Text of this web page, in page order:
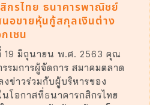
กรไทย ธนาคารพาณิชย์
อขายหุ้นกู้สกุลเงินต่าง
เชน
19 มิถุนายน พ.ศ. 2563 คุณ
รมการผู้จัดการ สมาคมตลาด
ข่าวร่วมกับผู้บริหารของ
นโอกาสที่ธนาคารกสิกรไทย